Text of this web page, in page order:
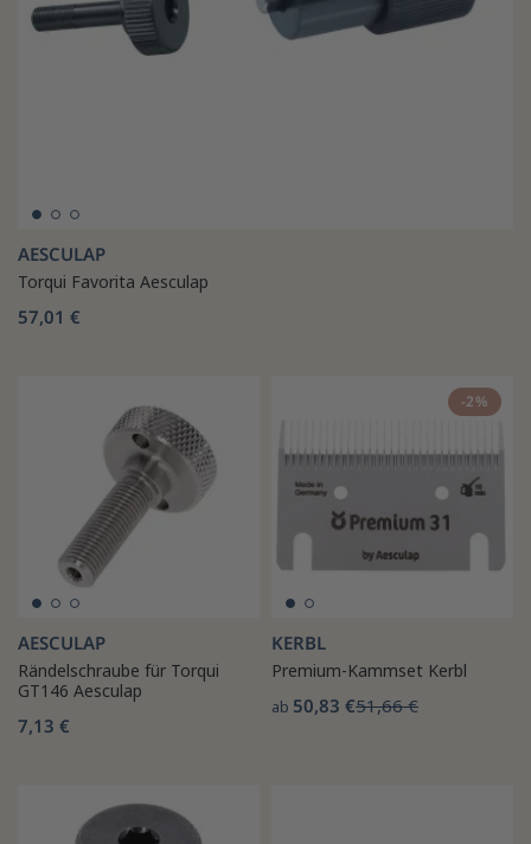
AESCULAP
Torqui Favorita Aesculap
57,01 €
AESCULAP
Rändelschraube für Torqui
GT146 Aesculap
7,13 €
-2%
KERBL
Premium-Kammset Kerbl
ab 50,83 €51,66 €